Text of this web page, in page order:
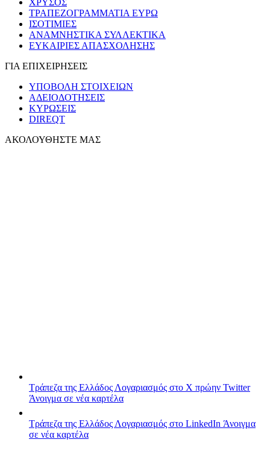
ΤΡΑΠΕΖΟΓΡΑΜΜΑΤΙΑ ΕΥΡΩ
ΙΣΟΤΙΜΙΕΣ
ΑΝΑΜΝΗΣΤΙΚΑ ΣΥΛΛΕΚΤΙΚΑ
ΕΥΚΑΙΡΙΕΣ ΑΠΑΣΧΟΛΗΣΗΣ
ΓΙΑ ΕΠΙΧΕΙΡΗΣΕΙΣ
ΥΠΟΒΟΛΗ ΣΤΟΙΧΕΙΩΝ
ΑΔΕΙΟΔΟΤΗΣΕΙΣ
ΚΥΡΩΣΕΙΣ
DIREQT
ΑΚΟΛΟΥΘΗΣΤΕ ΜΑΣ
Τράπεζα της Ελλάδος Λογαριασμός στο X πρώην Twitter
Άνοιγμα σε νέα καρτέλα
Τράπεζα της Ελλάδος Λογαριασμός στο LinkedIn Άνοιγμα
σε νέα καρτέλα